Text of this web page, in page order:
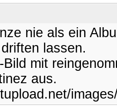
nie als ein
lassen.
mit
aus.